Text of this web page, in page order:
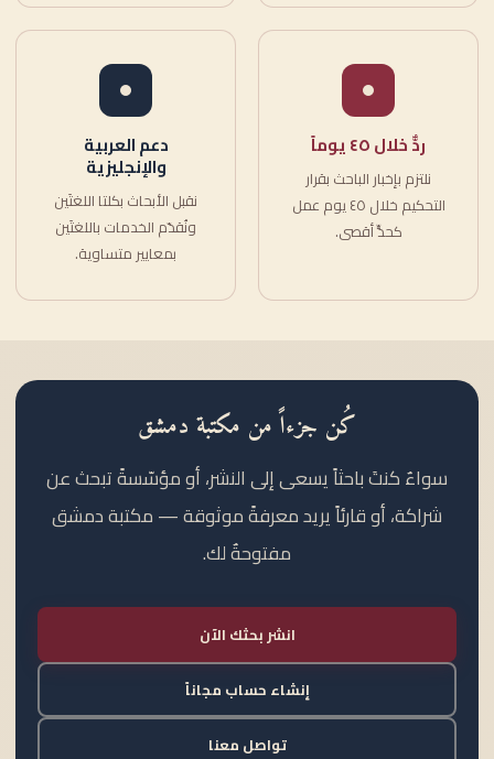
ردٌّ خلال ٤٥ يوماً
نلتزم بإخبار الباحث بقرار
التحكيم خلال ٤٥ يوم عمل
كحدٍّ أقصى.
دعم العربية
والإنجليزية
نقبل الأبحاث بكلتا اللغتَين
ونُقدّم الخدمات باللغتَين
بمعايير متساوية.
كُن جزءاً من مكتبة دمشق
سواءٌ كنتَ باحثاً يسعى إلى النشر، أو مؤسّسةً تبحث عن
شراكة، أو قارئاً يريد معرفةً موثوقة — مكتبة دمشق
مفتوحةٌ لك.
انشر بحثك الآن
إنشاء حساب مجاناً
تواصل معنا